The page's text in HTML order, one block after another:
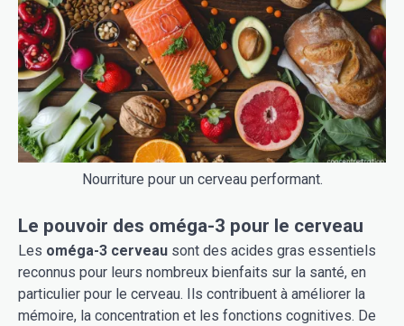
Nourriture pour un cerveau performant.
Le pouvoir des oméga-3 pour le cerveau
Les oméga-3 cerveau sont des acides gras essentiels
reconnus pour leurs nombreux bienfaits sur la santé, en
particulier pour le cerveau. Ils contribuent à améliorer la
mémoire, la concentration et les fonctions cognitives. De